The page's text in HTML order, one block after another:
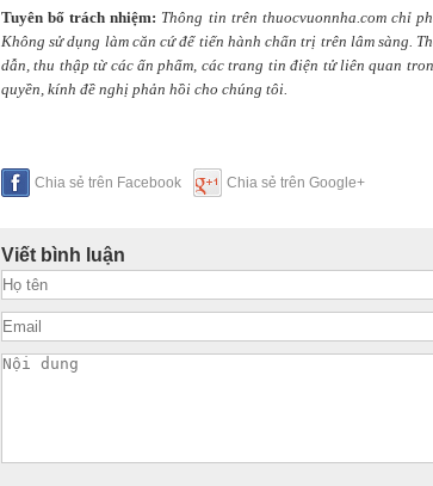
Tuyên bố trách nhiệm: Thông tin trên thuocvuonnha.com chỉ
Không sử dụng làm căn cứ để tiến hành chẩn trị trên lâm sàng.
dẫn, thu thập từ các ấn phẩm, các trang tin điện tử liên quan
quyền, kính đề nghị phản hồi cho chúng tôi.
Chia sẻ trên Facebook Chia sẻ trên Google+
Viết bình luận